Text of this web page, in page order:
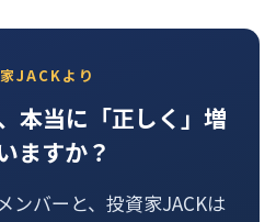
JACKより
本当に「正しく」増
ますか？
ンバーと、投資家JACKは